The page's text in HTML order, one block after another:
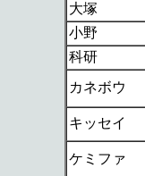
大塚
小野
科研
カネボウ
キッセイ
ケミファ